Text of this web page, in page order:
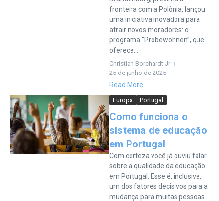
fronteira com a Polônia, lançou
uma iniciativa inovadora para
atrair novos moradores: o
programa “Probewohnen”, que
oferece...
Christian Borchardt Jr
25 de junho de 2025
Read More
Europa Portugal
Como funciona o
sistema de educação
em Portugal
Com certeza você já ouviu falar
sobre a qualidade da educação
em Portugal. Esse é, inclusive,
um dos fatores decisivos para a
mudança para muitas pessoas.